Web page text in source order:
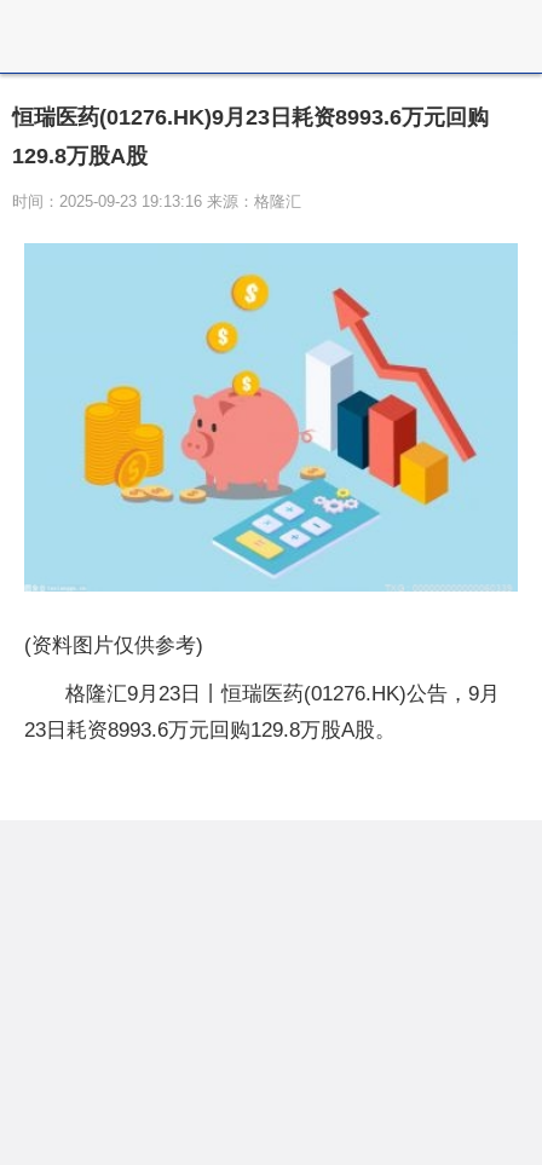
恒瑞医药(01276.HK)9月23日耗资8993.6万元回购
129.8万股A股
时间：2025-09-23 19:13:16 来源：格隆汇
(资料图片仅供参考)
格隆汇9月23日丨恒瑞医药(01276.HK)公告，9月
23日耗资8993.6万元回购129.8万股A股。